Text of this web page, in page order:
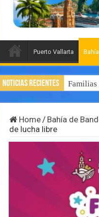
Puerto Vallarta
Noticias Recientes
Home / Bahía de
de lucha libre